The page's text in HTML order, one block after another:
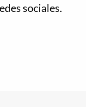
sociales.